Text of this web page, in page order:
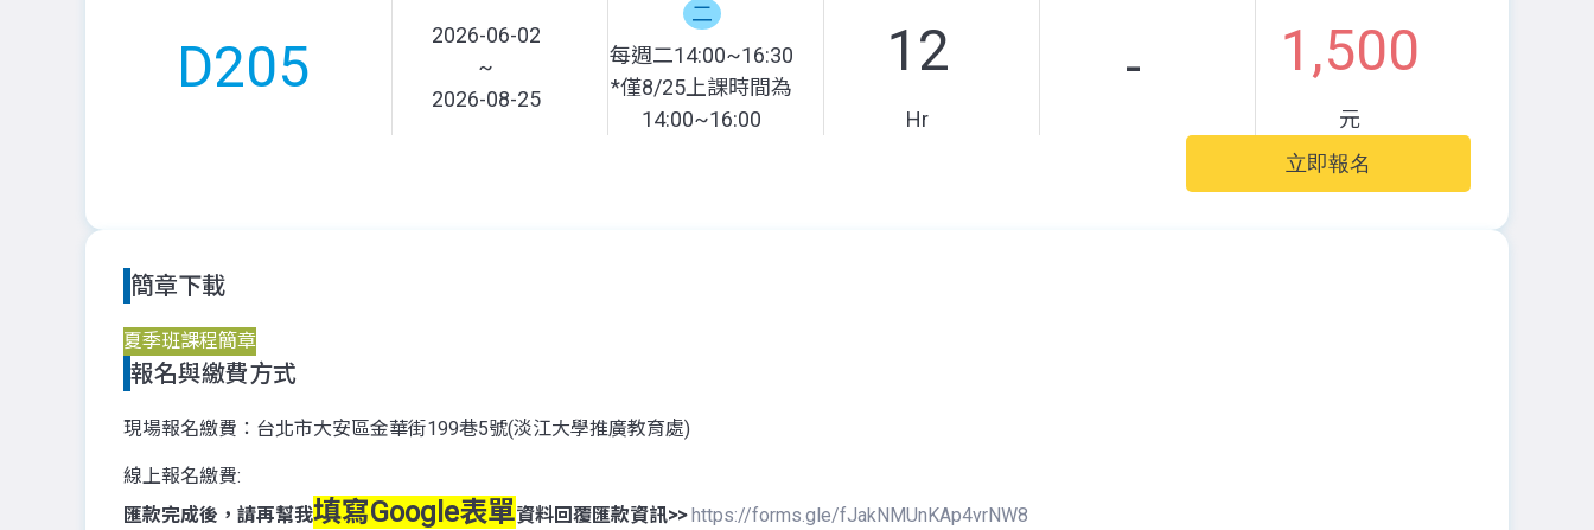
D205
2026-06-02
~
2026-08-25
二
每週二14:00~16:30
*僅8/25上課時間為
14:00~16:00
12
Hr
- 1,500
元
立即報名
簡章下載
夏季班課程簡章
報名與繳費方式
現場報名繳費：台北市大安區金華街199巷5號(淡江大學推廣教育處)
線上報名繳費:
匯款完成後，請再幫我填寫Google表單資料回覆匯款資訊>>https://forms.gle/fJakNMUnKAp4vrNW8